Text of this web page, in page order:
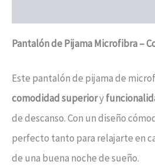
Pantalón de Pijama Microfibra –
Este pantalón de pijama de
comodidad superiory
de descanso. Con un diseño
perfecto tanto para relajarte en
de una buena noche de sueño.